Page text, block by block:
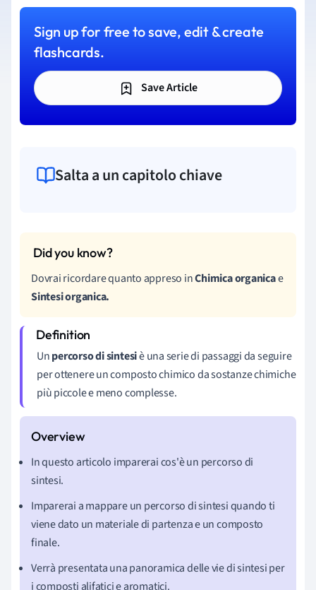
Sign up for free to save, edit & create
flashcards.
Save Article
Salta a un capitolo chiave
Dovrai ricordare quanto appreso inChimica organicae
Sintesi organica.
Unpercorso disintesiè una serie di passaggi da seguire
per ottenere un composto chimico da sostanze chimiche
più piccole e meno complesse.
In questo articolo imparerai cos'è un percorso di
sintesi.
Imparerai a mappare un percorso di sintesi quando ti
viene dato un materiale di partenza e un composto
finale.
Verrà presentata una panoramica delle vie di sintesi per
i composti alifatici e aromatici.